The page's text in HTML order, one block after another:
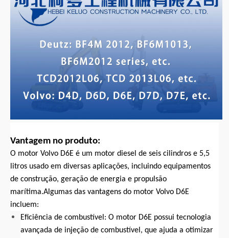
Vantagem no produto:
O motor Volvo D6E é um motor diesel de seis cilindros e 5,5
litros usado em diversas aplicações, incluindo equipamentos
de construção, geração de energia e propulsão
marítima.Algumas das vantagens do motor Volvo D6E
incluem:
Eficiência de combustível: O motor D6E possui tecnologia
avançada de injeção de combustível, que ajuda a otimizar